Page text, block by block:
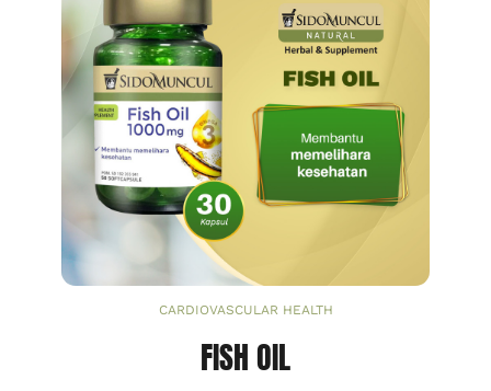
CARDIOVASCULAR HEALTH
FISH OIL